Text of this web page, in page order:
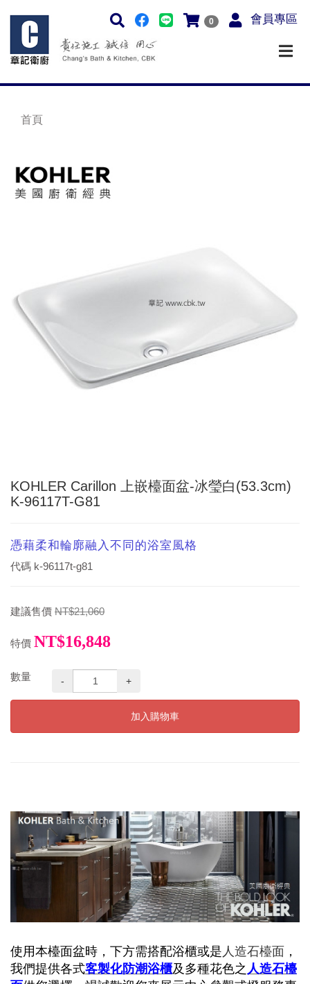
0 會員專區
首頁
KOHLER Carillon 上嵌檯面盆-冰瑩白(53.3cm)
K-96117T-G81
憑藉柔和輪廓融入不同的浴室風格
代碼 k-96117t-g81
建議售價 NT$21,060
特價 NT$16,848
數量 - +
加入購物車
使用本檯面盆時，下方需搭配浴櫃或是 人造石檯面 ，
我們提供各式客製化防潮浴櫃及多種花色之 人造石檯